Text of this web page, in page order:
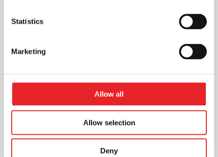
Statistics
Marketing
Allow all
Allow selection
Deny
Statistikos naudojimas reklamos
efektyvumui įvertinti: kaip pasiekti
geresnius rezultatus
Reklamos efektyvumas gali būti
vertinamas įvairiais būdais, tokiais kaip